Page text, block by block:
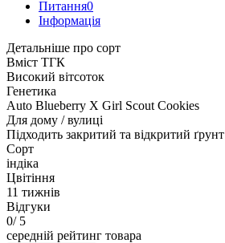
Питання0
Iнформація
Детальніше про сорт
Вміст ТГК
Високий вітсоток
Генетика
Auto Blueberry X Girl Scout Cookies
Для дому / вулиці
Підходить закритий та відкритий ґрунт
Сорт
індіка
Цвітіння
11 тижнів
Відгуки
0/ 5
середній рейтинг товара